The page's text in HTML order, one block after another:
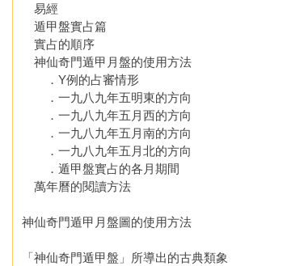
易經
遁甲盤實占篇
實占的順序
神仙奇門遁甲月盤的使用方法
．Y例的占審情形
．一九八九年五明東的方向
．一九八九年五月西的方向
．一九八九年五月南的方向
．一九八九年五月北的方向
．遁甲盤實占的各月期間
萬年曆的閱讀方法
神仙奇門遁甲月盤圖的使用方法
「神仙奇門遁甲盤」所導出的古典類象